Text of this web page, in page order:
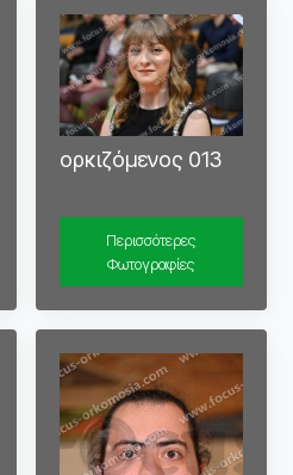
ορκιζόμενος 013
Περισσότερες
Φωτογραφίες